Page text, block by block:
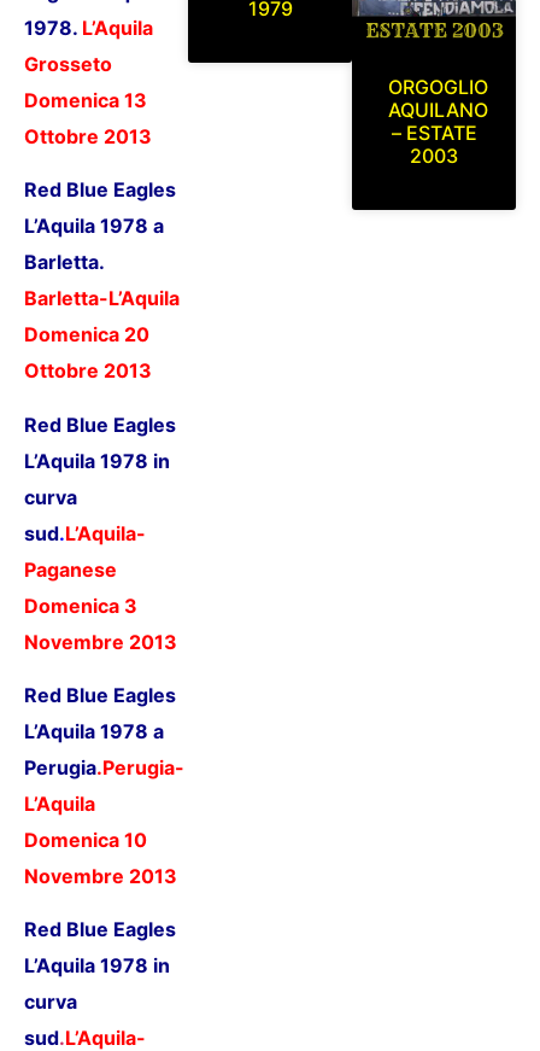
1978. L’Aquila
Grosseto
Domenica 13
Ottobre 2013
Red Blue Eagles
L’Aquila 1978 a
Barletta.
Barletta-L’Aquila
Domenica 20
Ottobre 2013
Red Blue Eagles
L’Aquila 1978 in
curva
sud.L’Aquila-
Paganese
Domenica 3
Novembre 2013
Red Blue Eagles
L’Aquila 1978 a
Perugia.Perugia-
L’Aquila
Domenica 10
Novembre 2013
Red Blue Eagles
L’Aquila 1978 in
curva
sud.L’Aquila-
1979
ORGOGLIO
AQUILANO
– ESTATE
2003